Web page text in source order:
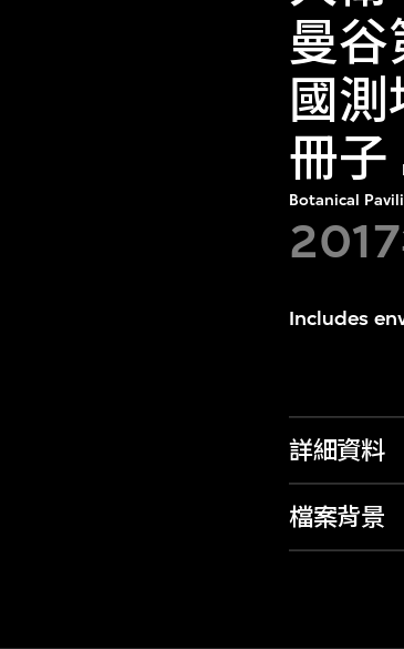
曼
國
冊子
Botanical
Includes
詳細資料
檔案背景